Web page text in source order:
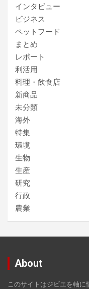
インタビュー
ビジネス
ペットフード
まとめ
レポート
利活用
料理・飲食店
新商品
未分類
海外
特集
環境
生物
生産
研究
行政
農業
About
このサイトはジビエを軸